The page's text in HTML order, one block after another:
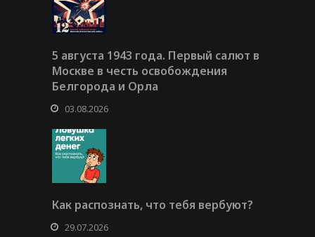
5 августа 1943 года. Первый салют в
Москве в честь освобождения
Белгорода и Орла
03.08.2026
Как распознать, что тебя вербуют?
29.07.2026